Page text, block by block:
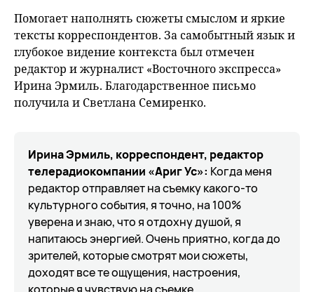
Помогает наполнять сюжеты смыслом и яркие
тексты корреспондентов. За самобытный язык и
глубокое видение контекста был отмечен
редактор и журналист «Восточного экспресса»
Ирина Эрмиль. Благодарственное письмо
получила и Светлана Семиренко.
Ирина Эрмиль, корреспондент, редактор
телерадиокомпании «Ариг Ус»: Когда меня
редактор отправляет на съемку какого-то
культурного события, я точно, на 100%
уверена и знаю, что я отдохну душой, я
напитаюсь энергией. Очень приятно, когда до
зрителей, которые смотрят мои сюжеты,
доходят все те ощущения, настроения,